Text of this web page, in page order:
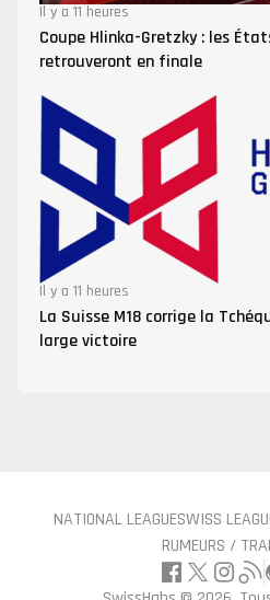
Il y a 11 heures
Coupe Hlinka-Gretzky : les
retrouveront en finale
Il y a 11 heures
La Suisse M18 corrige la
large victoire
NATIONAL LEAGUESWISS
RUMEURS /